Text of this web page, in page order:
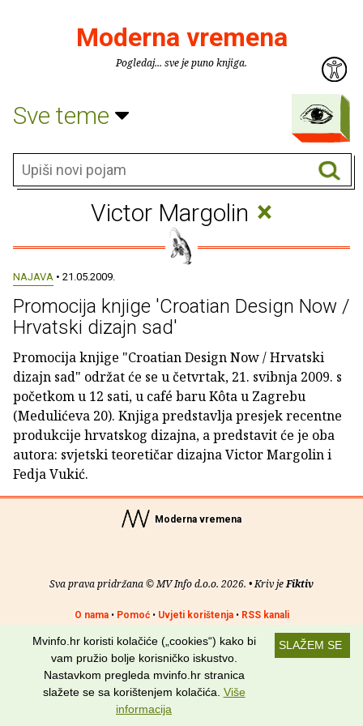
Moderna vremena
Pogledaj... sve je puno knjiga.
Sve teme
Victor Margolin ×
NAJAVA • 21.05.2009.
Promocija knjige 'Croatian Design Now /
Hrvatski dizajn sad'
Promocija knjige "Croatian Design Now / Hrvatski
dizajn sad" održat će se u četvrtak, 21. svibnja 2009. s
početkom u 12 sati, u café baru Kôta u Zagrebu
(Medulićeva 20). Knjiga predstavlja presjek recentne
produkcije hrvatskog dizajna, a predstavit će je oba
autora: svjetski teoretičar dizajna Victor Margolin i
Fedja Vukić.
Moderna vremena
Sva prava pridržana © MV Info d.o.o. 2026. • Kriv jeFiktiv
O nama• Pomoć• Uvjeti korištenja• RSS kanali
Potraži nas na: SLAŽEM SE
Mvinfo.hr koristi kolačiće („cookies“) kako bi
vam pružio bolje korisničko iskustvo.
Nastavkom pregleda mvinfo.hr stranica
slažete se sa korištenjem kolačića. Više
informacija